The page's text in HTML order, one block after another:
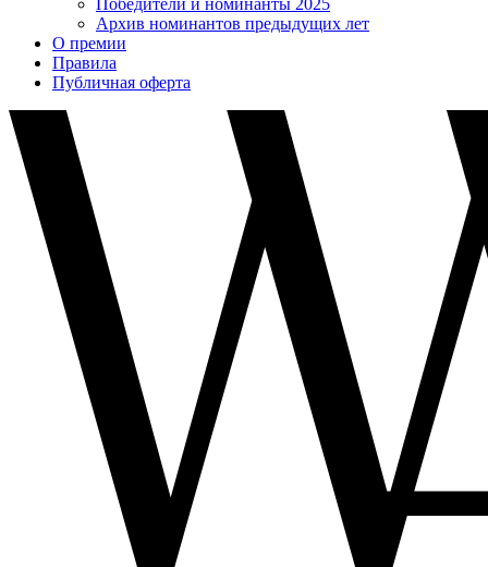
Победители и номинанты 2025
Архив номинантов предыдущих лет
О премии
Правила
Публичная оферта